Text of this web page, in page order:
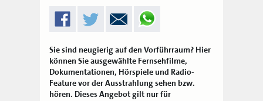
Sie sind neugierig auf den Vorführraum? Hier
können Sie ausgewählte Fernsehfilme,
Dokumentationen, Hörspiele und Radio-
Feature vor der Ausstrahlung sehen bzw.
hören. Dieses Angebot gilt nur für